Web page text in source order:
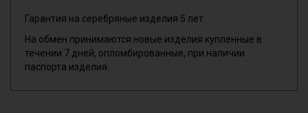
Гарантия на серебряные изделия 5 лет.
На обмен принимаются новые изделия купленные в
течении 7 дней, опломбированные, при наличии
паспорта изделия.